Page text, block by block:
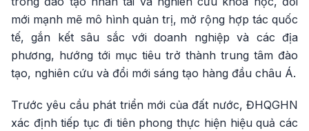
mới mạnh mẽ mô hình quản trị, mở rộng hợp tác quốc
tế, gắn kết sâu sắc với doanh nghiệp và các địa
phương, hướng tới mục tiêu trở thành trung tâm đào
tạo, nghiên cứu và đổi mới sáng tạo hàng đầu châu Á.
Trước yêu cầu phát triển mới của đất nước, ĐHQGHN
xác định tiếp tục đi tiên phong thực hiện hiệu quả các